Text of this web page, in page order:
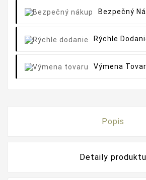
Bezpečný
Rýchle
Výmena
Popis
Detaily produktu